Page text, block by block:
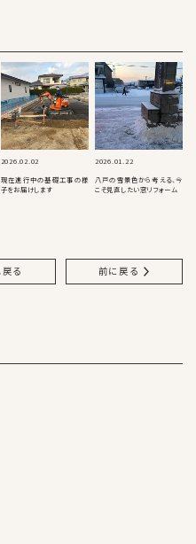
2026.02.02
現在進行中の基礎工事の様
子をお届けします
2026.01.22
八戸の雪景色から考える、今
こそ見直したい窓リフォーム
る 前に戻る